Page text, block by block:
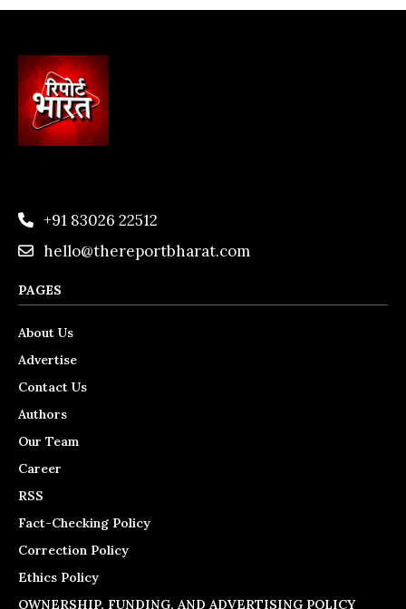
+91 83026 22512
hello@thereportbharat.com
PAGES
About Us
Advertise
Contact Us
Authors
Our Team
Career
RSS
Fact-Checking Policy
Correction Policy
Ethics Policy
OWNERSHIP, FUNDING, AND ADVERTISING POLICY